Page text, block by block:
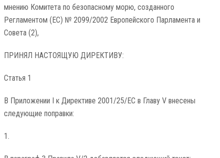
мнению Комитета по безопасному морю, созданного
Регламентом (ЕС) № 2099/2002 Европейского Парламента и
Совета (2),
ПРИНЯЛ НАСТОЯЩУЮ ДИРЕКТИВУ:
Статья 1
В Приложении I к Директиве 2001/25/EC в Главу V внесены
следующие поправки:
1.